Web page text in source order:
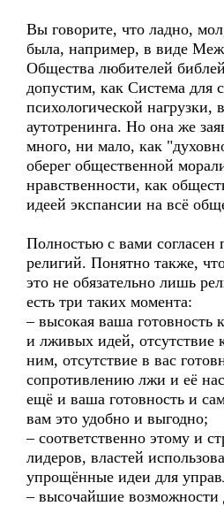
Вы говорите, что ладно,
была, например, в виде
Общества любителей
допустим, как Система для
психологической нагрузки,
аутотренинга. Но она же
много, ни мало, как
оберег общественной
нравственности, как
идеей экспансии на всё
Полностью с вами согласен
религий. Понятно также,
это не обязательно лишь
есть три таких момента:
– высокая ваша готовность
и лживых идей, отсутствие
ним, отсутствие в вас
сопротивлению лжи и её
ещё и ваша готовность и
вам это удобно и выгодно;
– соответственно этому и
лидеров, властей
упрощённые идеи для
– высочайшие возможности